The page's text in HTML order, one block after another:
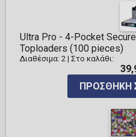
Ultra Pro - 4-Pocket
Toploaders (100 pieces)
Διαθέσιμα: 2 | Στο καλάθι:
ΠΡΟΣΘΉΚΗ